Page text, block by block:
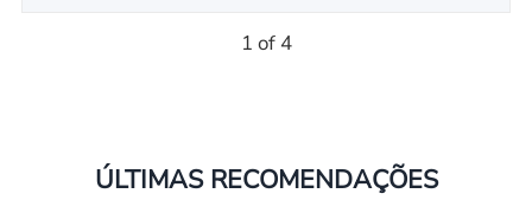
1 of 4
ÚLTIMAS RECOMENDAÇÕES